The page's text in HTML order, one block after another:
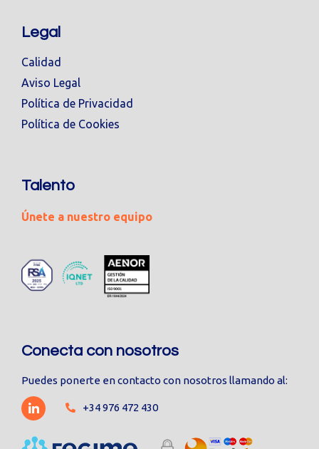
Legal
Calidad
Aviso Legal
Política de Privacidad
Política de Cookies
Talento
Únete a nuestro equipo
Conecta con nosotros
Puedes ponerte en contacto con nosotros llamando al:
+34 976 472 430